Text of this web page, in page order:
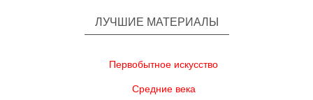
ЛУЧШИЕ МАТЕРИАЛЫ
Первобытное искусство
Средние века